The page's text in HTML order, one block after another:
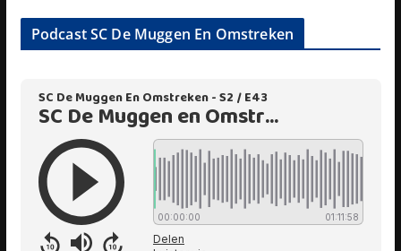
Podcast SC De Muggen En Omstreken